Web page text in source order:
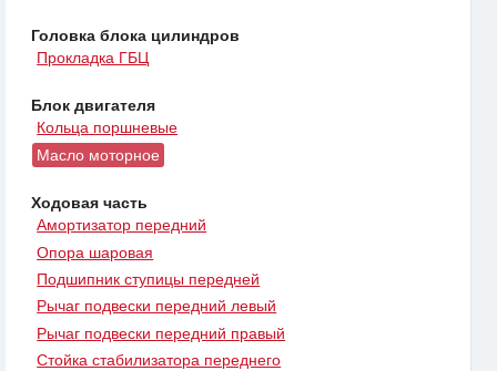
Головка блока цилиндров
Прокладка ГБЦ
Блок двигателя
Кольца поршневые
Масло моторное
Ходовая часть
Амортизатор передний
Опора шаровая
Подшипник ступицы передней
Рычаг подвески передний левый
Рычаг подвески передний правый
Стойка стабилизатора переднего